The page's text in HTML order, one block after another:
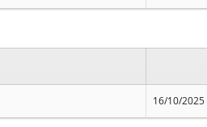
16/10/2025